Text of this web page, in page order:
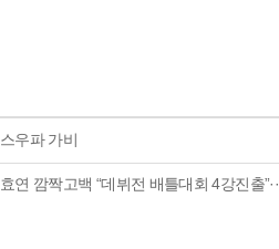
스우파 가비
효연 깜짝고백 “데뷔전 배틀대회 4강진출